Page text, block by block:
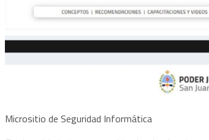
Micrositio de Seguridad Informática